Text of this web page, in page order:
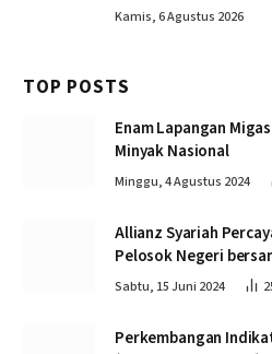
Kamis, 6 Agustus 2026
TOP POSTS
Enam Lapangan
Minyak Nasional
Minggu, 4 Agustus 2024
Allianz Syariah
Pelosok Negeri
Sabtu, 15 Juni 2024
Perkembangan